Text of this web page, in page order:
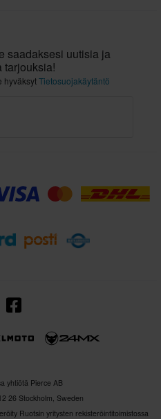
saadaksesi uutisia ja
tarjouksia!
hyväksytTietosuojakäytäntö
yhtiötä Pierce AB
26 Stockholm, Sweden
Ruotsin yritysten rekisteröintitoimistossa